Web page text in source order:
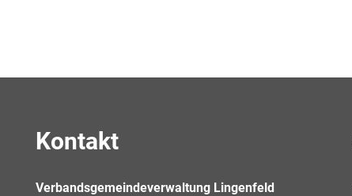
Kontakt
Verbandsgemeindeverwaltung Lingenfeld